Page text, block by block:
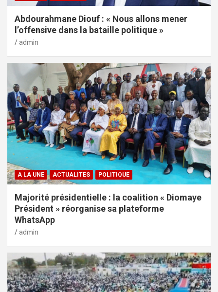
Abdourahmane Diouf : « Nous allons mener
l’offensive dans la bataille politique »
admin
A LA UNE ACTUALITES POLITIQUE
Majorité présidentielle : la coalition « Diomaye
Président » réorganise sa plateforme
WhatsApp
admin